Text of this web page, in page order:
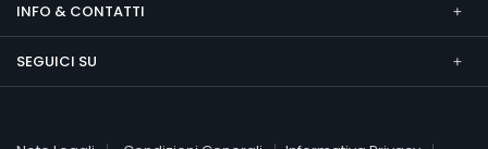
INFO & CONTATTI
SEGUICI SU